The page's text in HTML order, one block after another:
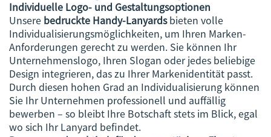
Individuelle Logo- und Gestaltungsoptionen
Unsere bedruckte Handy-Lanyardsbieten volle
Individualisierungsmöglichkeiten, um Ihren Marken-
Anforderungen gerecht zu werden. Sie können Ihr
Unternehmenslogo, Ihren Slogan oder jedes beliebige
Design integrieren, das zu Ihrer Markenidentität passt.
Durch diesen hohen Grad an Individualisierung können
Sie Ihr Unternehmen professionell und auffällig
bewerben – so bleibt Ihre Botschaft stets im Blick, egal
wo sich Ihr Lanyard befindet.